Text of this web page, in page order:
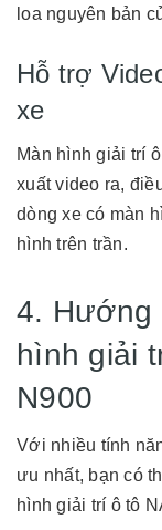
loa nguyên bản
Hỗ trợ
xe
Màn hình giải trí
xuất video ra,
dòng xe có màn
hình trên trần.
4. Hướng
hình giải
N900
Với nhiều tính
ưu nhất, bạn có
hình giải trí ô tô